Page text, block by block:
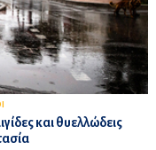
και θυελλώδεις